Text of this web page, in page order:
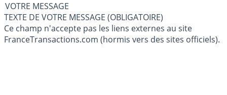
VOTRE MESSAGE
TEXTE DE VOTRE MESSAGE (OBLIGATOIRE)
Ce champ n'accepte pas les liens externes au site
FranceTransactions.com (hormis vers des sites officiels).